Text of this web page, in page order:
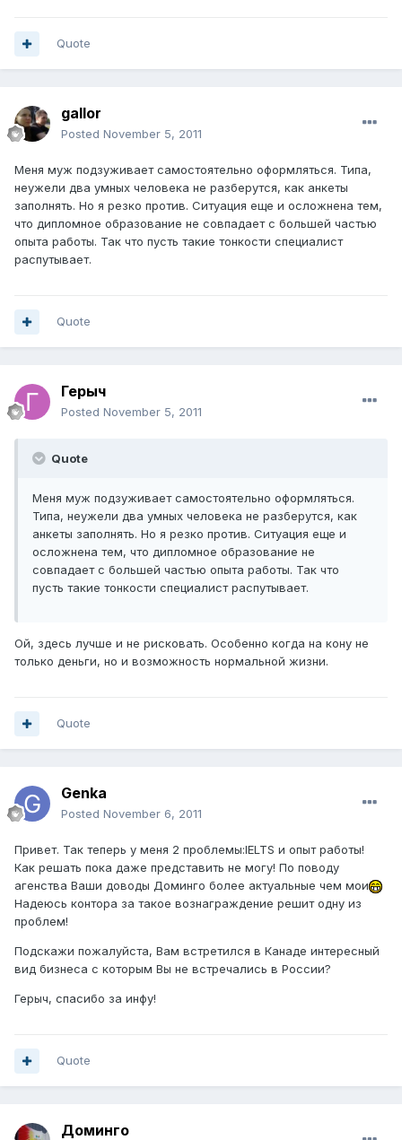
Quote
gallor
Posted November 5, 2011
Меня муж подзуживает самостоятельно оформляться. Типа,
неужели два умных человека не разберутся, как анкеты
заполнять. Но я резко против. Ситуация еще и осложнена тем,
что дипломное образование не совпадает с большей частью
опыта работы. Так что пусть такие тонкости специалист
распутывает.
Quote
Герыч
Posted November 5, 2011
Quote
Меня муж подзуживает самостоятельно оформляться.
Типа, неужели два умных человека не разберутся, как
анкеты заполнять. Но я резко против. Ситуация еще и
осложнена тем, что дипломное образование не
совпадает с большей частью опыта работы. Так что
пусть такие тонкости специалист распутывает.
Ой, здесь лучше и не рисковать. Особенно когда на кону не
только деньги, но и возможность нормальной жизни.
Quote
Genka
Posted November 6, 2011
Привет. Так теперь у меня 2 проблемы:IELTS и опыт работы!
Как решать пока даже представить не могу! По поводу
агенства Ваши доводы Доминго более актуальные чем мои
Надеюсь контора за такое вознаграждение решит одну из
проблем!
Подскажи пожалуйста, Вам встретился в Канаде интересный
вид бизнеса с которым Вы не встречались в России?
Герыч, спасибо за инфу!
Quote
Доминго